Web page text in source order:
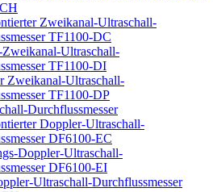
Zweikanal-Ultraschall-
TF1100-DC
Zweikanal-Ultraschall-
TF1100-DI
Zweikanal-Ultraschall-
TF1100-DP
Durchflussmesser
Doppler-Ultraschall-
DF6100-EC
Doppler-Ultraschall-
DF6100-EI
Ultraschall-Durchflussmesser